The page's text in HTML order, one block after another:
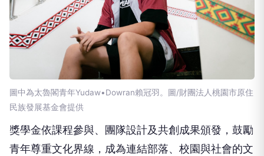
圖中為太魯閣青年Yudaw•Dowran賴冠羽。圖/財團法人桃園市原住
民族發展基金會提供
獎學金依課程參與、團隊設計及共創成果頒發，鼓勵
青年尊重文化界線，成為連結部落、校園與社會的文